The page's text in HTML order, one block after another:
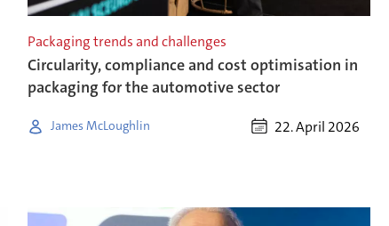
Packaging trends and challenges
Circularity, compliance and cost optimisation in
packaging for the automotive sector
James McLoughlin 22. April 2026